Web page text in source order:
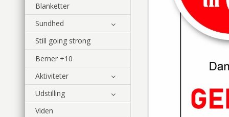
Blanketter
Sundhed
Still going strong
Berner +10
Aktiviteter
Udstilling
Viden